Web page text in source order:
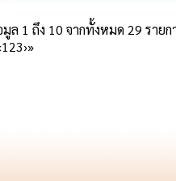
ล 1 ถึง 10 จากทั้งหมด 29 รายก
123›»